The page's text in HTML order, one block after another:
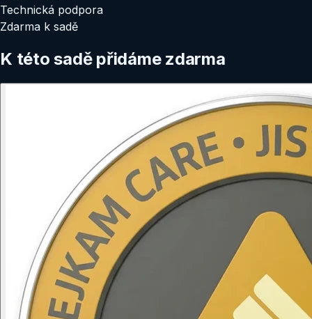
Technická podpora
Zdarma k sadě
K této sadě přidáme zdarma